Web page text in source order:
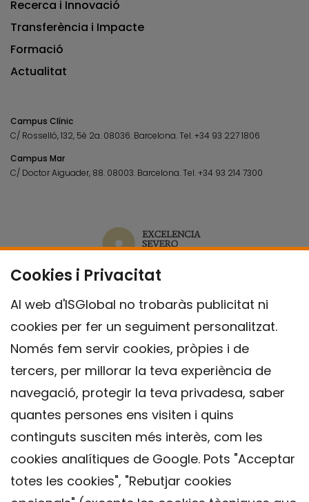
Cookies i Privacitat
Al web d'ISGlobal no trobaràs publicitat ni
cookies per fer un seguiment personalitzat.
Només fem servir cookies, pròpies i de
tercers, per millorar la teva experiència de
navegació, protegir la teva privadesa, saber
quantes persones ens visiten i quins
continguts susciten més interès, com les
cookies analítiques de Google. Pots "Acceptar
totes les cookies", "Rebutjar cookies
Recerca i Innovació
Transferència i Impacte
Formació
Actualitat
Campus Clínic
C/ Rosselló, 132, 5è 2a. 08036. Barcelona.Tel.+34 93 227 1806
Campus Mar
C/ Doctor Aiguader, 88. 08003. Barcelona.Tel.+34 93 214 7300